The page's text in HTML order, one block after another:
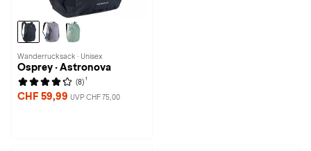
Wanderrucksack · Unisex
Osprey · Astronova
(8) 1
CHF 59,99 UVP CHF 75,00